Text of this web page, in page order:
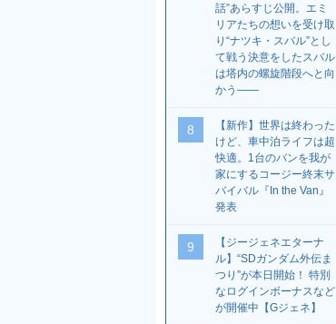
話”あらすじ公開。エミ
リアたちの想いを受け取
り“ナツキ・スバル”とし
て戦う決意をしたスバル
は塔内の螺旋階段へと向
かう――
8
【新作】世界は終わった
けど、車中泊ライフは超
快適。1台のバンを我が
家にするコージー終末サ
バイバル『In the Van』
発表
9
【ジージェネエターナ
ル】“SDガンダム外伝ま
つり”が本日開始！ 特別
なログインボーナスなど
が開催中【Gジェネ】